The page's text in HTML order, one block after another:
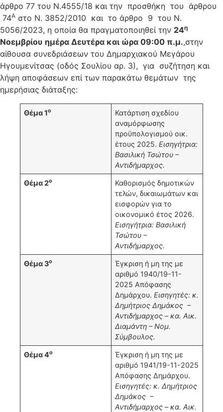
άρθρο 77 του Ν.4555/18 και την προσθήκη του άρθρου
74Α στο Ν. 3852/2010 και το άρθρο 9 του Ν.
5056/2023, η οποία θα πραγματοποιηθεί την 24η
Νοεμβρίου ημέρα Δευτέρα και ώρα 09:00 π.μ.,στην
αίθουσα συνεδριάσεων του Δημαρχιακού Μεγάρου
Ηγουμενίτσας (οδός Σουλίου αρ. 3), για συζήτηση και
λήψη αποφάσεων επί των παρακάτω θεμάτων της
ημερήσιας διάταξης:
Θέμα 1ο
Κατάρτιση σχεδίου
αναμόρφωσης
προϋπολογισμού οικ.
έτους 2025.Εισηγήτρια:
Βασιλική Τσώτου –
Αντιδήμαρχος.
Θέμα 2ο
Καθορισμός δημοτικών
τελών, δικαιωμάτων και
εισφορών για το
οικονομικό έτος 2026.
Εισηγήτρια: Βασιλική
Τσώτου –
Αντιδήμαρχος.
Θέμα 3ο
Έγκριση ή μη της με
αριθμό 1940/19-11-
2025 Απόφασης
Δημάρχου.Εισηγητές: κ.
Δημήτριος Δημάκος –
Αντιδήμαρχος – κα. Αικ.
Διαμάντη – Νομ.
Σύμβουλος.
Θέμα 4ο
Έγκριση ή μη της με
αριθμό 1941/19-11-2025
Απόφασης Δημάρχου.
Εισηγητές: κ. Δημήτριος
Δημάκος –
Αντιδήμαρχος – κα. Αικ.